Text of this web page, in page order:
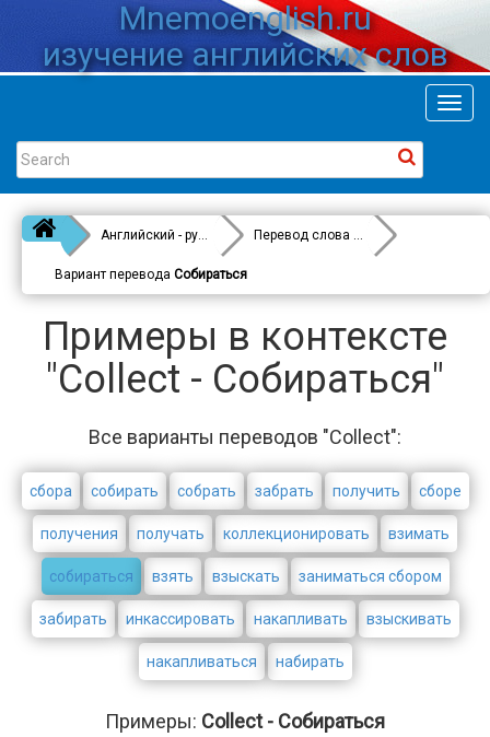
Mnemoenglish.ru
изучение английских слов
Английский - русский Перевод слова
Collect
Вариант перевода Собираться
Примеры в контексте
"Collect - Собираться"
Все варианты переводов "Collect":
сбора собирать собрать забрать получить сборе
получения получать коллекционировать взимать
собираться взять взыскать заниматься сбором
забирать инкассировать накапливать взыскивать
накапливаться набирать
Примеры: Collect - Собираться